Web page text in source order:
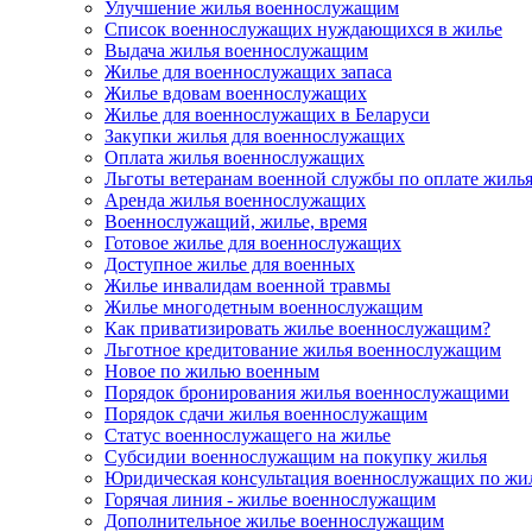
Улучшение жилья военнослужащим
Список военнослужащих нуждающихся в жилье
Выдача жилья военнослужащим
Жилье для военнослужащих запаса
Жилье вдовам военнослужащих
Жилье для военнослужащих в Беларуси
Закупки жилья для военнослужащих
Оплата жилья военнослужащих
Льготы ветеранам военной службы по оплате жилья
Аренда жилья военнослужащих
Военнослужащий, жилье, время
Готовое жилье для военнослужащих
Доступное жилье для военных
Жилье инвалидам военной травмы
Жилье многодетным военнослужащим
Как приватизировать жилье военнослужащим?
Льготное кредитование жилья военнослужащим
Новое по жилью военным
Порядок бронирования жилья военнослужащими
Порядок сдачи жилья военнослужащим
Статус военнослужащего на жилье
Субсидии военнослужащим на покупку жилья
Юридическая консультация военнослужащих по
Горячая линия - жилье военнослужащим
Дополнительное жилье военнослужащим